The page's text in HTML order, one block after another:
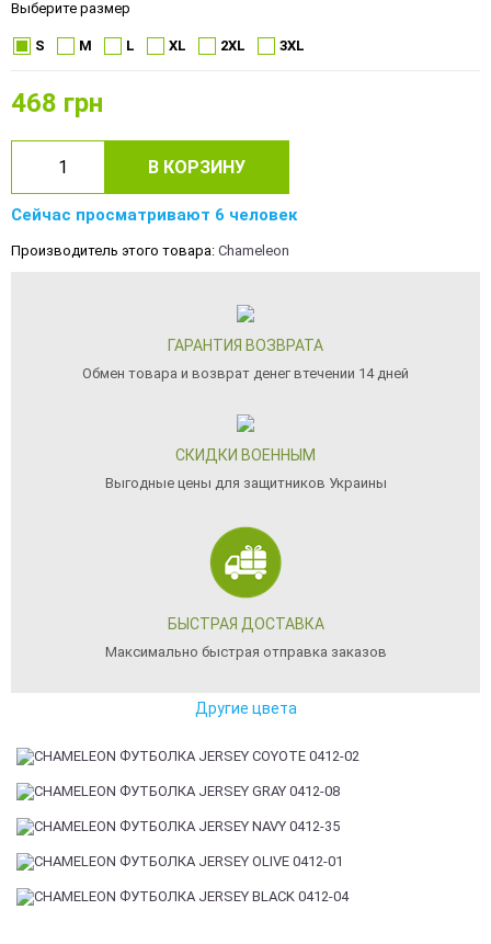
Выберите размер
S M L XL 2XL 3XL
468 грн
В КОРЗИНУ
Сейчас просматривают 6 человек
Производитель этого товара: Chameleon
ГАРАНТИЯ ВОЗВРАТА
Обмен товара и возврат денег втечении 14 дней
СКИДКИ ВОЕННЫМ
Выгодные цены для защитников Украины
БЫСТРАЯ ДОСТАВКА
Максимально быстрая отправка заказов
Другие цвета